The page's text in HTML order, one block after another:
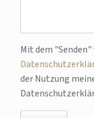
Bitte lasse dieses
Mit dem "Senden"
der Nutzung